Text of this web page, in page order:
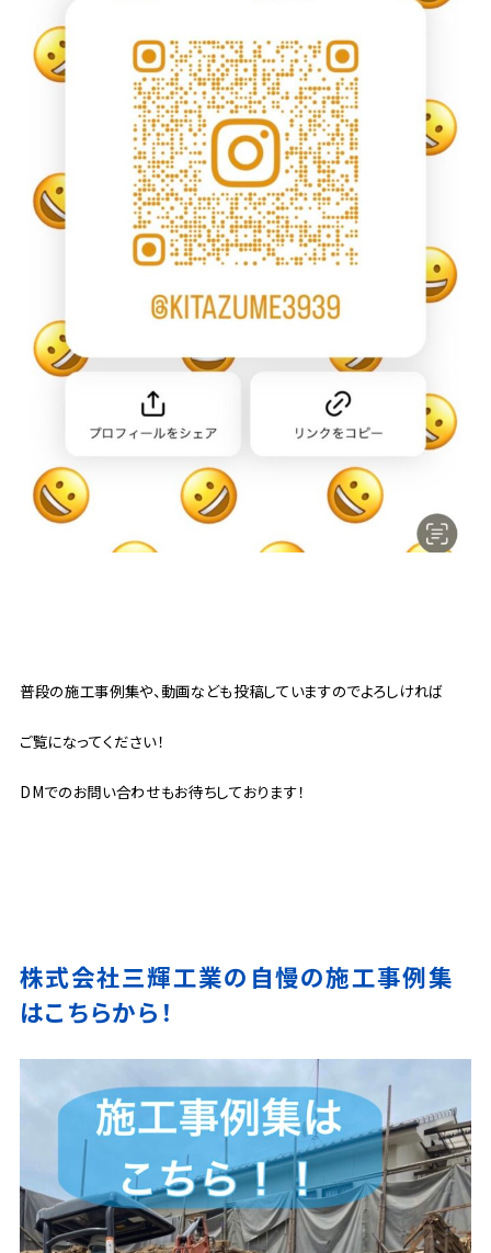
普段の施工事例集や、動画なども投稿していますのでよろしければ
ご覧になってください！
DMでのお問い合わせもお待ちしております！
株式会社三輝工業の自慢の施工事例集
はこちらから！